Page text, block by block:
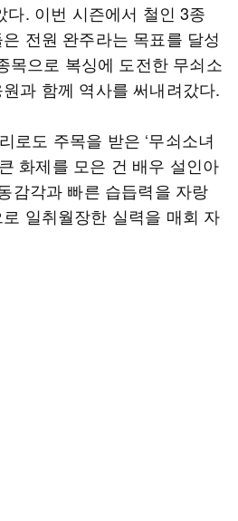
다. 이번 시즌에서 철인 3종
전원 완주라는 목표를 달성
목으로 복싱에 도전한 무쇠소
과 함께 역사를 써내려갔다.
로도 주목을 받은 ‘무쇠소녀
화제를 모은 건 배우 설인아
감각과 빠른 습듭력을 자랑
일취월장한 실력을 매회 자